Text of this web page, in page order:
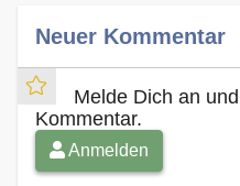
Neuer Kommentar
Melde Dich an
Kommentar.
Anmelden